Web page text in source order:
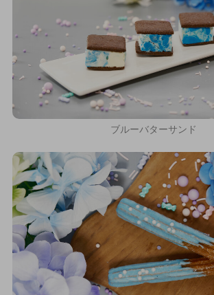
ブルーバターサンド